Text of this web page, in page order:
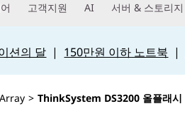
고객지원 AI 서버 & 스토리지
션의 달 | 150만원 이하 노트북 |
> ThinkSystem DS3200 올플래시